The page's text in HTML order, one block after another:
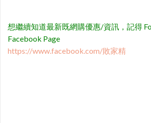
想繼續知道最新既網購優惠/資訊，記得
Facebook Page
https://www.facebook.com/敗家精